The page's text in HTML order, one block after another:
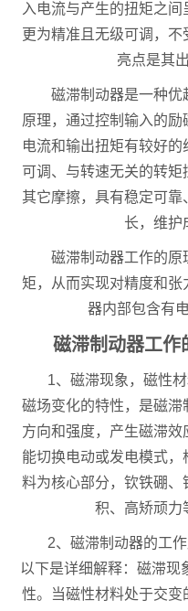
入电流与产生的扭矩之
更为精准且无级可调，
亮点是其
磁滞制动器是一种优
原理，通过控制输入的励
电流和输出扭矩有较好
可调、与转速无关的转
其它摩擦，具有稳定可
长，维护
磁滞制动器工作的原
矩，从而实现对精度和
器内部包含有
磁滞制动器工作
1、磁滞现象，磁性
磁场变化的特性，是磁
方向和强度，产生磁滞
能切换电动或发电模式
料为核心部分，钦铁硼
积、高矫顽力
2、磁滞制动器的工
以下是详细解释：磁滞现
性。当磁性材料处于交